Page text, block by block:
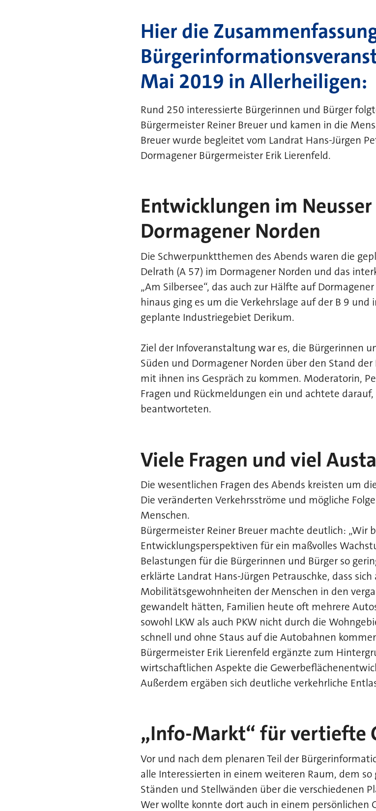
Hier die
Mai 2019 in Allerheiligen:
Rund 250 interessierte Bürgerinnen und Bürger
Bürgermeister Reiner Breuer und kamen in die
Breuer wurde begleitet vom Landrat Hans-Jürgen
Dormagener Bürgermeister Erik Lierenfeld.
Entwicklungen im
Dormagener Norden
Die Schwerpunktthemen des Abends waren die
Delrath (A 57) im Dormagener Norden und das
„Am Silbersee“, das auch zur Hälfte auf
hinaus ging es um die Verkehrslage auf der B 9 und
geplante Industriegebiet Derikum.
Ziel der Infoveranstaltung war es, die Bürgerinnen
Süden und Dormagener Norden über den Stand
mit ihnen ins Gespräch zu kommen. Moderatorin,
Fragen und Rückmeldungen ein und achtete
beantworteten.
Viele Fragen und viel
Die wesentlichen Fragen des Abends kreisten um
Die veränderten Verkehrsströme und mögliche
Menschen.
Bürgermeister Reiner Breuer machte deutlich: „Wir
Entwicklungsperspektiven für ein maßvolles
Belastungen für die Bürgerinnen und Bürger so
erklärte Landrat Hans-Jürgen Petrauschke, dass sich
Mobilitätsgewohnheiten der Menschen in den
gewandelt hätten, Familien heute oft mehrere
sowohl LKW als auch PKW nicht durch die
schnell und ohne Staus auf die Autobahnen
Bürgermeister Erik Lierenfeld ergänzte zum
wirtschaftlichen Aspekte die
Außerdem ergäben sich deutliche verkehrliche
„Info-Markt“ für vertiefte
Vor und nach dem plenaren Teil der
alle Interessierten in einem weiteren Raum, dem
Ständen und Stellwänden über die verschiedenen
Wer wollte konnte dort auch in einem